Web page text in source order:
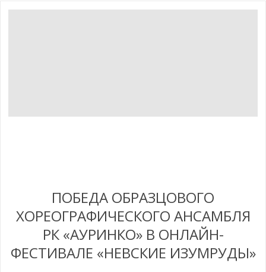
ПОБЕДА ОБРАЗЦОВОГО
ХОРЕОГРАФИЧЕСКОГО АНСАМБЛЯ
РК «АУРИНКО» В ОНЛАЙН-
ФЕСТИВАЛЕ «НЕВСКИЕ ИЗУМРУДЫ»